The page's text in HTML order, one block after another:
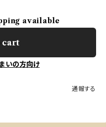
available
cart
いの方向け
通報する